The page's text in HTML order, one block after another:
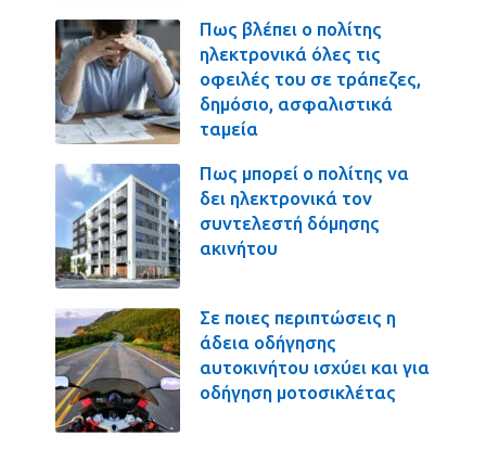
Πως βλέπει ο πολίτης
ηλεκτρονικά όλες τις
οφειλές του σε τράπεζες,
δημόσιο, ασφαλιστικά
ταμεία
Πως μπορεί ο πολίτης να
δει ηλεκτρονικά τον
συντελεστή δόμησης
ακινήτου
Σε ποιες περιπτώσεις η
άδεια οδήγησης
αυτοκινήτου ισχύει και για
οδήγηση μοτοσικλέτας